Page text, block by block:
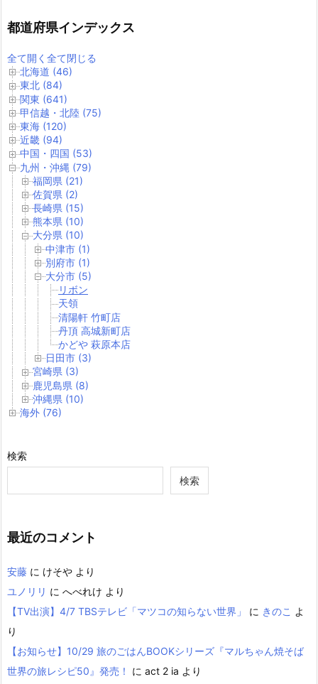
都道府県インデックス
全て開く 全て閉じる
北海道 (46)
東北 (84)
関東 (641)
甲信越・北陸 (75)
東海 (120)
近畿 (94)
中国・四国 (53)
九州・沖縄 (79)
福岡県 (21)
佐賀県 (2)
長崎県 (15)
熊本県 (10)
大分県 (10)
中津市 (1)
別府市 (1)
大分市 (5)
リボン
天領
清陽軒 竹町店
丹頂 高城新町店
かどや 萩原本店
日田市 (3)
宮崎県 (3)
鹿児島県 (8)
沖縄県 (10)
海外 (76)
検索
検索
最近のコメント
安藤 に けそや より
ユノリリ に へべれけ より
【TV出演】4/7 TBSテレビ「マツコの知らない世界」
に きのこ よ
り
【お知らせ】10/29 旅のごはんBOOKシリーズ『マルちゃん焼そば
世界の旅レシピ50』発売！
に act 2 ia より